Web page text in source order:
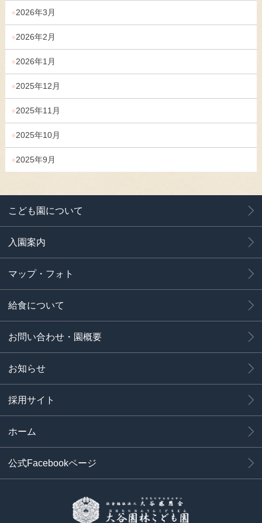
2026年3月
2026年2月
2026年1月
2025年12月
2025年11月
2025年10月
2025年9月
こども園について
入園案内
マップ・フォト
給食について
お問い合わせ・園概要
お知らせ
採用サイト
ホーム
公式Facebookページ